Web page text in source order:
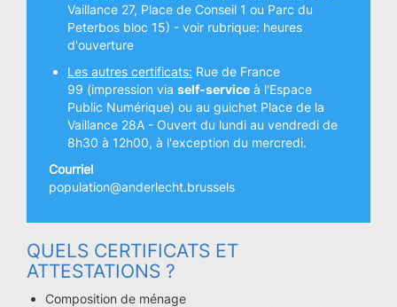
Vaillance 27, Place de Conseil 1 ou Parc du
Peterbos bloc 15) - voir rubrique: heures
d'ouverture
Les autres certificats: Rue de France
99 (impression via self-service à l'Espace
Public Numérique) ou au guichet Place de la
Vaillance 28A - Ouvert du lundi au vendredi de
8h30 à 12h00, à l'exception du mercredi.
Courriel
population@anderlecht.brussels
QUELS CERTIFICATS ET
ATTESTATIONS ?
Composition de ménage